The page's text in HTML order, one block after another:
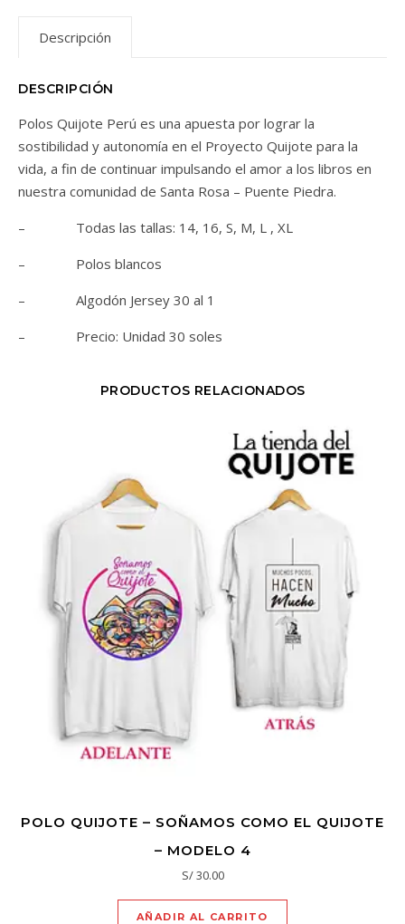
Descripción
DESCRIPCIÓN
Polos Quijote Perú es una apuesta por lograr la
sostibilidad y autonomía en el Proyecto Quijote para la
vida, a fin de continuar impulsando el amor a los libros en
nuestra comunidad de Santa Rosa – Puente Piedra.
– Todas las tallas: 14, 16, S, M, L , XL
– Polos blancos
– Algodón Jersey 30 al 1
– Precio: Unidad 30 soles
PRODUCTOS RELACIONADOS
POLO QUIJOTE – SOÑAMOS COMO EL QUIJOTE
– MODELO 4
S/30.00
AÑADIR AL CARRITO